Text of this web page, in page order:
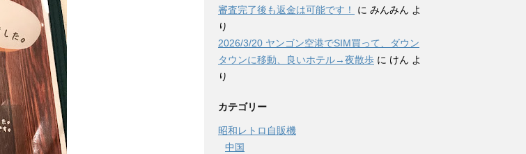
審査完了後も返金は可能です！
に みんみん よ
り
2026/3/20 ヤンゴン空港でSIM買って、ダウン
タウンに移動、良いホテル→夜散歩 に けん よ
り
カテゴリー
昭和レトロ自販機
中国